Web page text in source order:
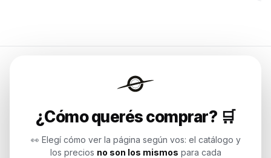
¿Cómo querés comprar? 🛒
👀 Elegí cómo ver la página según vos: el catálogo y
los precios no son los mismos para cada
Endurances
Soluciones de tecnología para
Potenciamos tu mundo.